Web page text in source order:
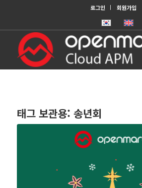
로그인 회원가입
태그 보관용: 송년회